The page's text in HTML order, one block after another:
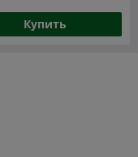
Купить